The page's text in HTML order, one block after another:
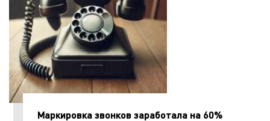
Маркировка звонков заработала на 60%